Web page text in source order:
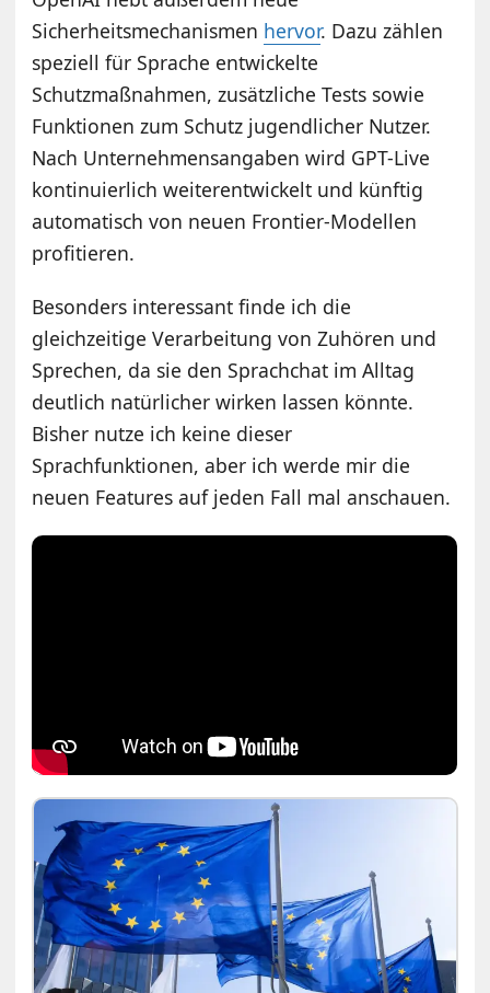
Sicherheitsmechanismen hervor. Dazu zählen
speziell für Sprache entwickelte
Schutzmaßnahmen, zusätzliche Tests sowie
Funktionen zum Schutz jugendlicher Nutzer.
Nach Unternehmensangaben wird GPT-Live
kontinuierlich weiterentwickelt und künftig
automatisch von neuen Frontier-Modellen
profitieren.
Besonders interessant finde ich die
gleichzeitige Verarbeitung von Zuhören und
Sprechen, da sie den Sprachchat im Alltag
deutlich natürlicher wirken lassen könnte.
Bisher nutze ich keine dieser
Sprachfunktionen, aber ich werde mir die
neuen Features auf jeden Fall mal anschauen.